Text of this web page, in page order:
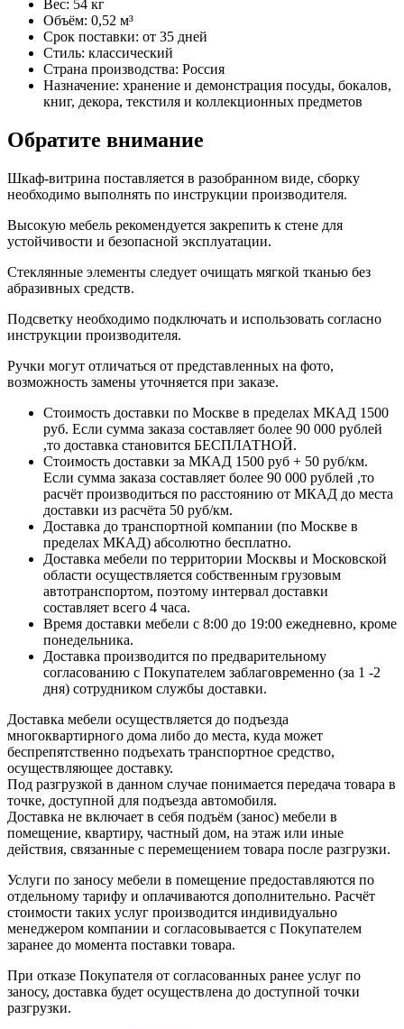
Вес: 54 кг
Объём: 0,52 м³
Срок поставки: от 35 дней
Стиль: классический
Страна производства: Россия
Назначение: хранение и демонстрация посуды, бокалов,
книг, декора, текстиля и коллекционных предметов
Обратите внимание
Шкаф-витрина поставляется в разобранном виде, сборку
необходимо выполнять по инструкции производителя.
Высокую мебель рекомендуется закрепить к стене для
устойчивости и безопасной эксплуатации.
Стеклянные элементы следует очищать мягкой тканью без
абразивных средств.
Подсветку необходимо подключать и использовать согласно
инструкции производителя.
Ручки могут отличаться от представленных на фото,
возможность замены уточняется при заказе.
Стоимость доставки по Москве в пределах МКАД 1500
руб. Если сумма заказа составляет более 90 000 рублей
,то доставка становится БЕСПЛАТНОЙ.
Стоимость доставки за МКАД 1500 руб + 50 руб/км.
Если сумма заказа составляет более 90 000 рублей ,то
расчёт производиться по расстоянию от МКАД до места
доставки из расчёта 50 руб/км.
Доставка до транспортной компании (по Москве в
пределах МКАД) абсолютно бесплатно.
Доставка мебели по территории Москвы и Московской
области осуществляется собственным грузовым
автотранспортом, поэтому интервал доставки
составляет всего 4 часа.
Время доставки мебели с 8:00 до 19:00 ежедневно, кроме
понедельника.
Доставка производится по предварительному
согласованию с Покупателем заблаговременно (за 1 -2
дня) сотрудником службы доставки.
Доставка мебели осуществляется до подъезда
многоквартирного дома либо до места, куда может
беспрепятственно подъехать транспортное средство,
осуществляющее доставку.
Под разгрузкой в данном случае понимается передача товара в
точке, доступной для подъезда автомобиля.
Доставка не включает в себя подъём (занос) мебели в
помещение, квартиру, частный дом, на этаж или иные
действия, связанные с перемещением товара после разгрузки.
Услуги по заносу мебели в помещение предоставляются по
отдельному тарифу и оплачиваются дополнительно. Расчёт
стоимости таких услуг производится индивидуально
менеджером компании и согласовывается с Покупателем
заранее до момента поставки товара.
При отказе Покупателя от согласованных ранее услуг по
заносу, доставка будет осуществлена до доступной точки
разгрузки.